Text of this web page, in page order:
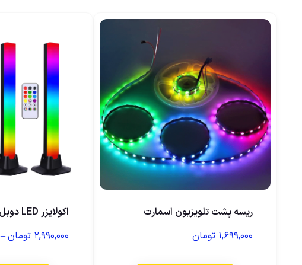
ریسه پشت تلویزیون اسمارت
۱,۶۹۹,۰۰۰ تومان
اکولایزر LED دوبل حرفه ای
۲,۹۹۰,۰۰۰ تومان–